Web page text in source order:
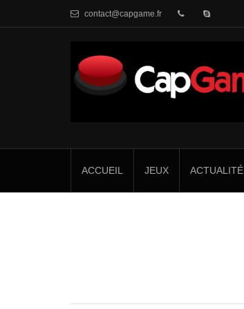
contact@capgame.fr
ACCUEIL JEUX ACTUALITÉ